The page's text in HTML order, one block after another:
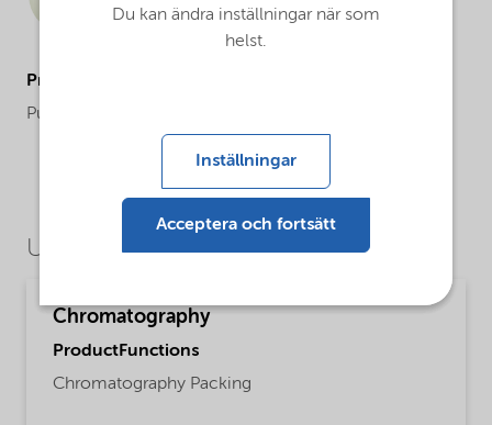
ProductApplications
Purification and analysis
Use Cases
Chromatography
ProductFunctions
Chromatography Packing
Du kan ändra inställningar när som
helst.
Inställningar
Acceptera och fortsätt